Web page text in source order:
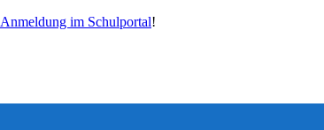
Anmeldung im Schulportal!